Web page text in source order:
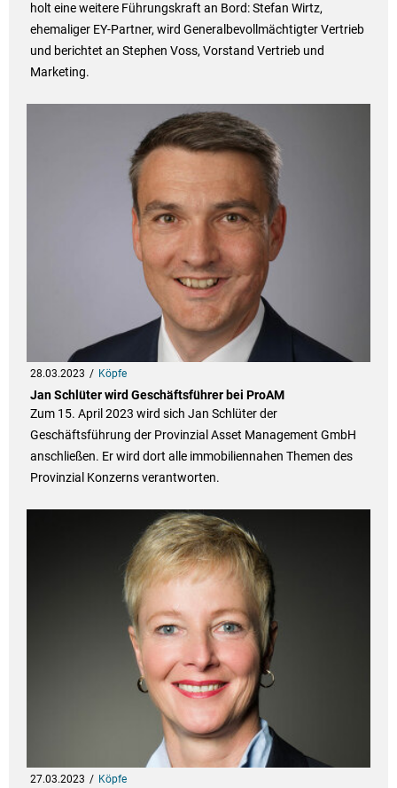
holt eine weitere Führungskraft an Bord: Stefan Wirtz,
ehemaliger EY-Partner, wird Generalbevollmächtigter Vertrieb
und berichtet an Stephen Voss, Vorstand Vertrieb und
Marketing.
28.03.2023 Köpfe
Jan Schlüter wird Geschäftsführer bei ProAM
Zum 15. April 2023 wird sich Jan Schlüter der
Geschäftsführung der Provinzial Asset Management GmbH
anschließen. Er wird dort alle immobiliennahen Themen des
Provinzial Konzerns verantworten.
27.03.2023 Köpfe